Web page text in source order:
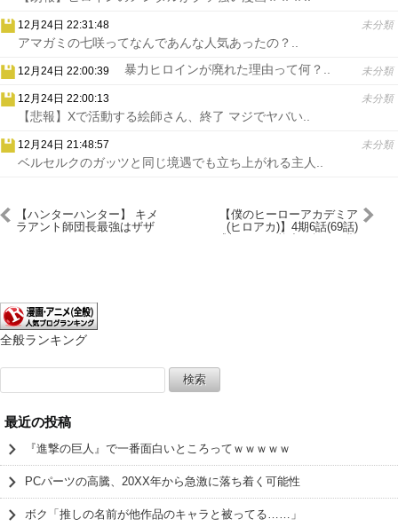
12月24日 22:31:48 未分類
アマガミの七咲ってなんであんな人気あったの？..
12月24日 22:00:39 未分類
暴力ヒロインが廃れた理由って何？..
12月24日 22:00:13 未分類
【悲報】Xで活動する絵師さん、終了 マジでヤバい..
12月24日 21:48:57 未分類
ベルセルクのガッツと同じ境遇でも立ち上がれる主人..
【ハンターハンター】 キメ
ラアント師団長最強はザザ
【僕のヒーローアカデミア
(ヒロアカ)】4期6話(69話)
全般ランキング
索:
最近の投稿
『進撃の巨人』で一番面白いところってｗｗｗｗｗ
PCパーツの高騰、20XX年から急激に落ち着く可能性
ボク「推しの名前が他作品のキャラと被ってる……」